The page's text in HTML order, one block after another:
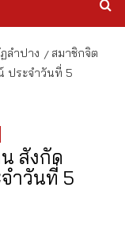
ลำปาง
สมาชิกจิต
ประจำวันที่ 5
สังกัด
ำวันที่ 5